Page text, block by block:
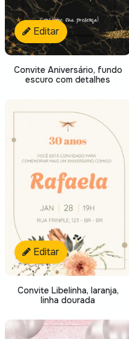
Editar
Convite Aniversário, fundo
escuro com detalhes
Editar
Convite Libelinha, laranja,
linha dourada